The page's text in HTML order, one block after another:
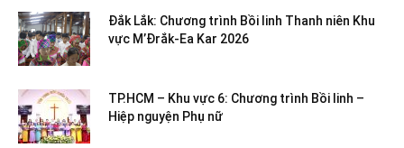
Đắk Lắk: Chương trình Bồi linh Thanh niên Khu
vực M’Đrắk-Ea Kar 2026
TP.HCM – Khu vực 6: Chương trình Bồi linh –
Hiệp nguyện Phụ nữ